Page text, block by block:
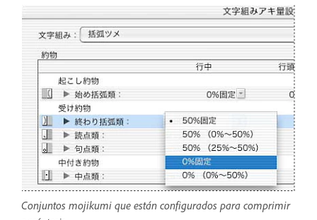
Conjuntos mojikumi que están configurados para comprimir